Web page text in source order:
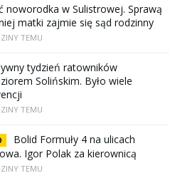
noworodka w Sulistrowej. Sprawą
matki zajmie się sąd rodzinny
TEMU
tydzień ratowników
Solińskim. Było wiele
TEMU
Bolid Formuły 4 na ulicach
Igor Polak za kierownicą
TEMU